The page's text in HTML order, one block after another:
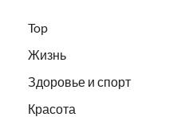
Top
Жизнь
Здоровье и спорт
Красота